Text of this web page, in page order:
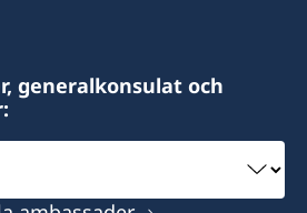
generalkonsulat och